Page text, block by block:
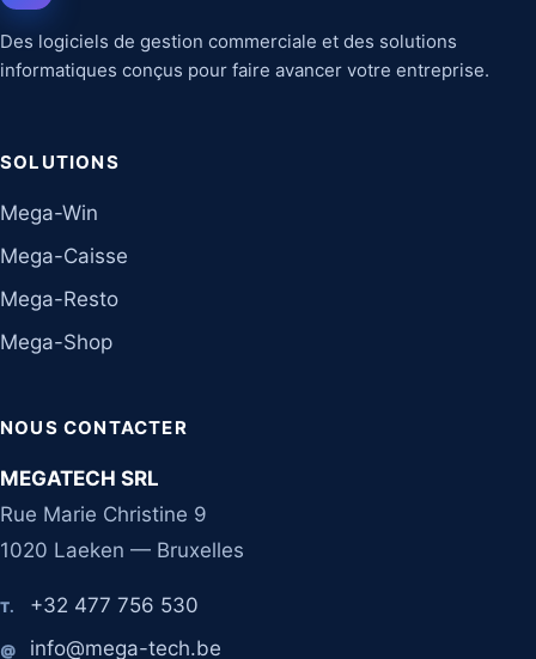
Des logiciels de gestion commerciale et des solutions
informatiques conçus pour faire avancer votre entreprise.
SOLUTIONS
Mega-Win
Mega-Caisse
Mega-Resto
Mega-Shop
NOUS CONTACTER
MEGATECH SRL
Rue Marie Christine 9
1020 Laeken — Bruxelles
T. +32 477 756 530
@ info@mega-tech.be